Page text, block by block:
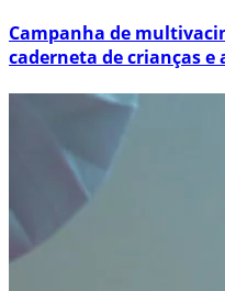
Campanha de
caderneta de crianças e